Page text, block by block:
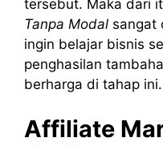
tersebut. Maka dari
Tanpa Modal sangat
ingin belajar bisnis
penghasilan
berharga di tahap ini.
Affiliate